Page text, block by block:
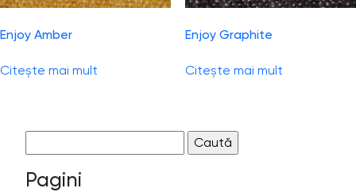
Enjoy Amber
Citește mai mult
Enjoy Graphite
Citește mai mult
după:
Pagini